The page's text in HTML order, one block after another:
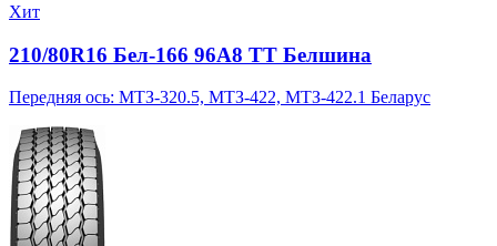
Хит
210/80R16 Бел-166 96A8 TT Белшина
Передняя ось: МТЗ-320.5, МТЗ-422, МТЗ-422.1 Беларус